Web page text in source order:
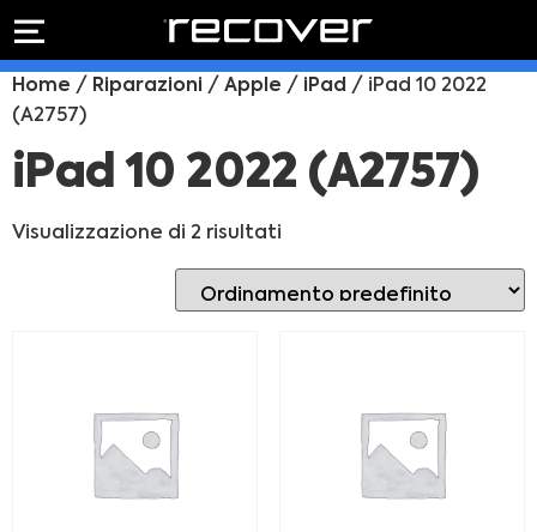
Preventivo online
PREVENTIVO RIPARAZIONE
Rivenditori B2B
PREVENTIVO
online
RIPARAZIONE
Riparazione
schermo
Home / Riparazioni / Apple / iPad / iPad 10 2022
(A2757)
iPad 10 2022 (A2757)
Visualizzazione di 2 risultati